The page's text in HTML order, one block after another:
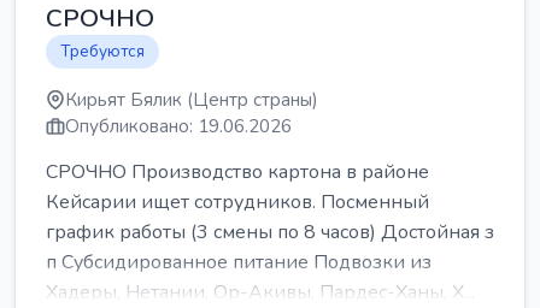
СРОЧНО
Требуются
Кирьят Бялик (Центр страны)
Опубликовано: 19.06.2026
СРОЧНО Производство картона в районе
Кейсарии ищет сотрудников. Посменный
график работы (3 смены по 8 часов) Достойная з
п Субсидированное питание Подвозки из
Хадеры, Нетании, Ор-Акивы, Пардес-Ханы, Х...